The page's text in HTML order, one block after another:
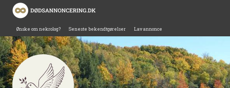
Ønske om nekrolog? Seneste bekendtgørelser Lav annonce